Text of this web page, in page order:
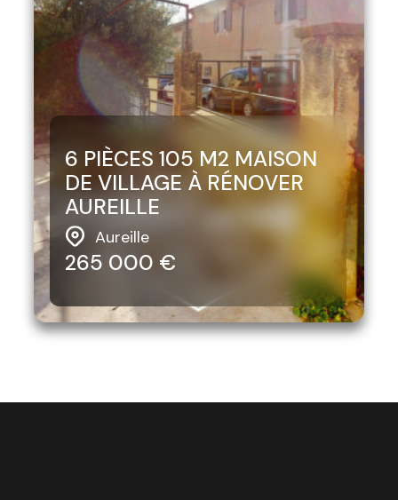
6 PIÈCES 105 M2 MAISON
DE VILLAGE À RÉNOVER
AUREILLE
Aureille
265 000 €